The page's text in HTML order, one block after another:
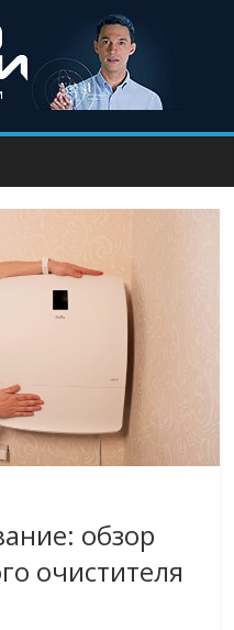
обзор
очистителя